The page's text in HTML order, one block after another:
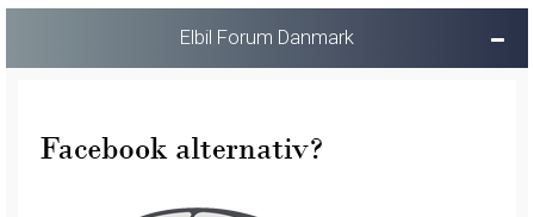
Elbil Forum Danmark